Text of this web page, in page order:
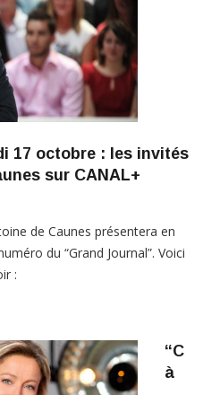
17 octobre : les invités
sur CANAL+
de Caunes présentera en
du “Grand Journal”. Voici
:
“C
à